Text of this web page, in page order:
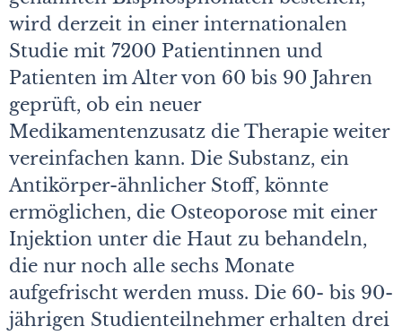
wird derzeit in einer internationalen
Studie mit 7200 Patientinnen und
Patienten im Alter von 60 bis 90 Jahren
geprüft, ob ein neuer
Medikamentenzusatz die Therapie weiter
vereinfachen kann. Die Substanz, ein
Antikörper-ähnlicher Stoff, könnte
ermöglichen, die Osteoporose mit einer
Injektion unter die Haut zu behandeln,
die nur noch alle sechs Monate
aufgefrischt werden muss. Die 60- bis 90-
jährigen Studienteilnehmer erhalten drei